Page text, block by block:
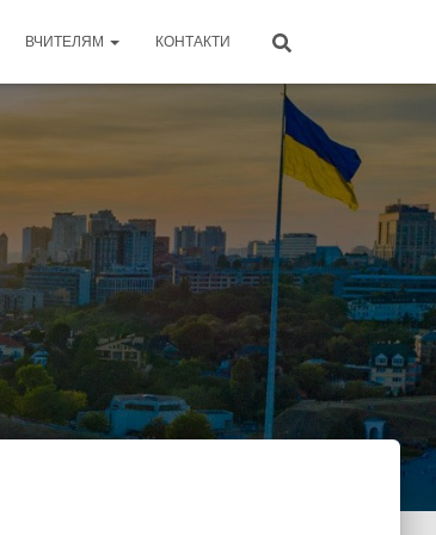
ВЧИТЕЛЯМ КОНТАКТИ